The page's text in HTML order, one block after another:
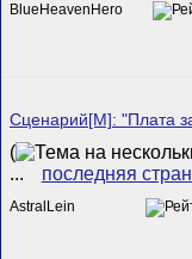
BlueHeavenHero
Сценарий[M]: "Плата
(
...
последняя
AstralLein